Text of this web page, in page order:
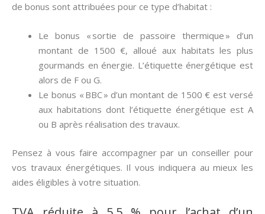
de bonus sont attribuées pour ce type d’habitat :
Le bonus « sortie de passoire thermique » d’un
montant de 1500 €, alloué aux habitats les plus
gourmands en énergie. L’étiquette énergétique est
alors de F ou G.
Le bonus « BBC » d’un montant de 1500 € est versé
aux habitations dont l’étiquette énergétique est A
ou B après réalisation des travaux.
Pensez à vous faire accompagner par un conseiller pour
vos travaux énergétiques. Il vous indiquera au mieux les
aides éligibles à votre situation.